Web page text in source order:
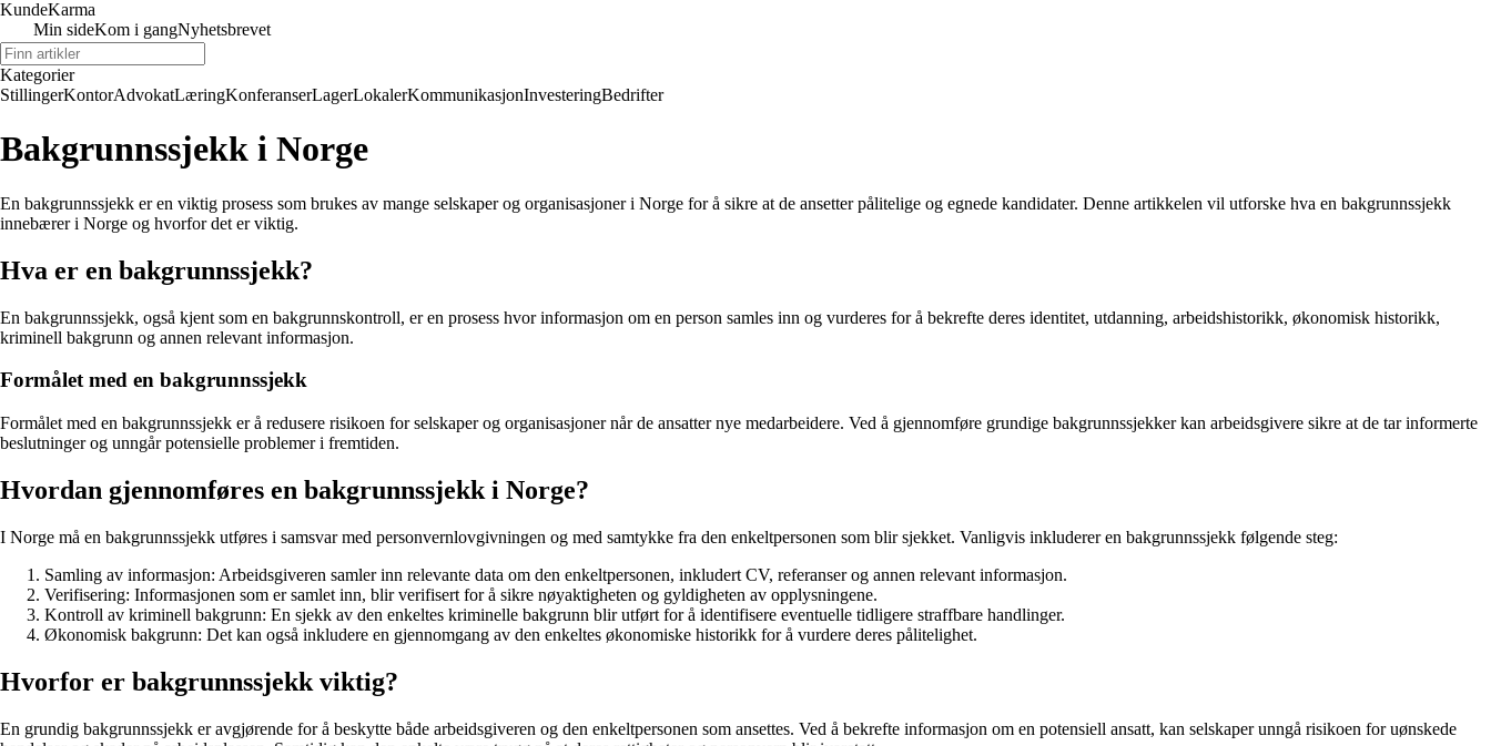
KundeKarma
Min sideKom i gangNyhetsbrevet
Kategorier
StillingerKontorAdvokatLæringKonferanserLagerLokalerKommunikasjonInvesteringBedrifter
Bakgrunnssjekk i Norge
En bakgrunnssjekk er en viktig prosess som brukes av mange selskaper og organisasjoner i Norge for å sikre at de ansetter pålitelige og egnede kandidater. Denne artikkelen vil utforske hva en bakgrunnssjekk
innebærer i Norge og hvorfor det er viktig.
Hva er en bakgrunnssjekk?
En bakgrunnssjekk, også kjent som en bakgrunnskontroll, er en prosess hvor informasjon om en person samles inn og vurderes for å bekrefte deres identitet, utdanning, arbeidshistorikk, økonomisk historikk,
kriminell bakgrunn og annen relevant informasjon.
Formålet med en bakgrunnssjekk
Formålet med en bakgrunnssjekk er å redusere risikoen for selskaper og organisasjoner når de ansatter nye medarbeidere. Ved å gjennomføre grundige bakgrunnssjekker kan arbeidsgivere sikre at de tar informerte
beslutninger og unngår potensielle problemer i fremtiden.
Hvordan gjennomføres en bakgrunnssjekk i Norge?
I Norge må en bakgrunnssjekk utføres i samsvar med personvernlovgivningen og med samtykke fra den enkeltpersonen som blir sjekket. Vanligvis inkluderer en bakgrunnssjekk følgende steg:
Samling av informasjon: Arbeidsgiveren samler inn relevante data om den enkeltpersonen, inkludert CV, referanser og annen relevant informasjon.
Verifisering: Informasjonen som er samlet inn, blir verifisert for å sikre nøyaktigheten og gyldigheten av opplysningene.
Kontroll av kriminell bakgrunn: En sjekk av den enkeltes kriminelle bakgrunn blir utført for å identifisere eventuelle tidligere straffbare handlinger.
Økonomisk bakgrunn: Det kan også inkludere en gjennomgang av den enkeltes økonomiske historikk for å vurdere deres pålitelighet.
Hvorfor er bakgrunnssjekk viktig?
En grundig bakgrunnssjekk er avgjørende for å beskytte både arbeidsgiveren og den enkeltpersonen som ansettes. Ved å bekrefte informasjon om en potensiell ansatt, kan selskaper unngå risikoen for uønskede